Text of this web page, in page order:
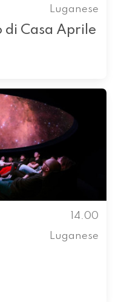
Luganese
di Casa Aprile
14.00
Luganese